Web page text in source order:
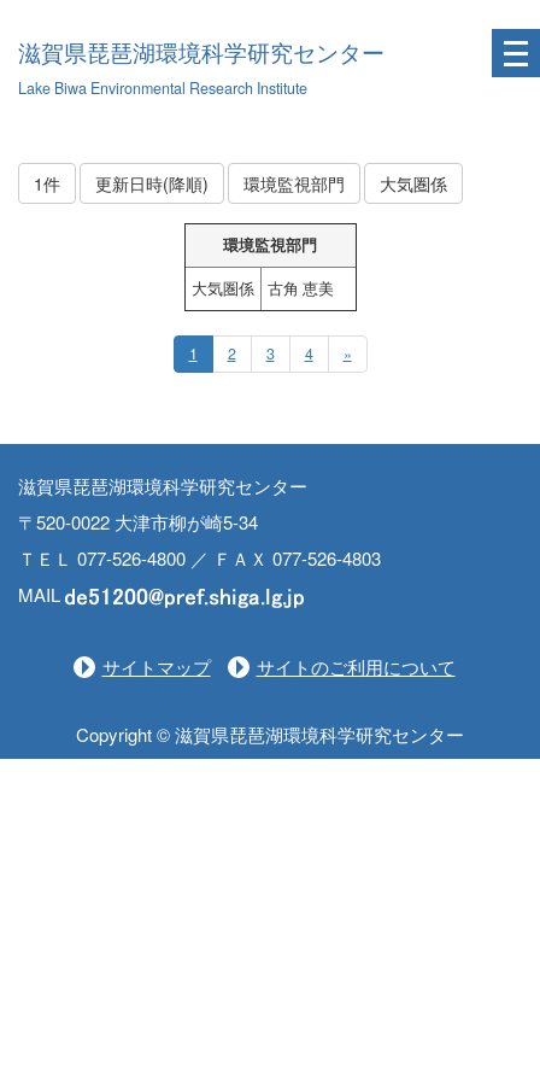
滋賀県琵琶湖環境科学研究センター
Lake Biwa Environmental Research Institute
1件 更新日時(降順) 環境監視部門 大気圏係
環境監視部門
大気圏係
古角 恵美
1 2 3 4 »
滋賀県琵琶湖環境科学研究センター
〒520-0022 大津市柳が崎5-34
ＴＥＬ 077-526-4800 ／ ＦＡＸ 077-526-4803
MAIL
サイトマップ サイトのご利用について
Copyright © 滋賀県琵琶湖環境科学研究センター